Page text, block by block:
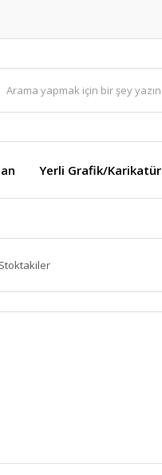
Yerli Grafik/Karikatür
Stoktakiler